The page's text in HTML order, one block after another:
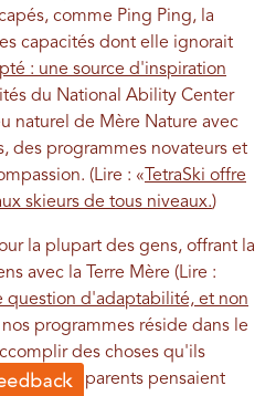
comme Ping Ping, la
capacités dont elle ignorait
: une source d'inspiration
du National Ability Center
naturel de Mère Nature avec
des programmes novateurs et
(Lire : « TetraSki offre
skieurs de tous niveaux.)
la plupart des gens, offrant la
avec la Terre Mère (Lire :
question d'adaptabilité, et non
programmes réside dans le
des choses qu'ils
que leurs parents pensaient